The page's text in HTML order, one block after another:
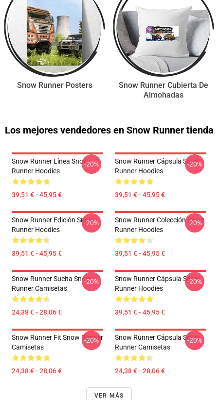
Snow Runner Posters
Snow Runner Cubierta De
Almohadas
Los mejores vendedores en Snow Runner tienda
Snow Runner Línea Snow
Runner Hoodies
39,51 € - 45,95 €
-20%
Snow Runner Cápsula Snow
Runner Hoodies
39,51 € - 45,95 €
-20%
Snow Runner Edición Snow
Runner Hoodies
39,51 € - 45,95 €
-20%
Snow Runner Colección Snow
Runner Hoodies
39,51 € - 45,95 €
-20%
Snow Runner Suelta Snow
Runner Camisetas
24,38 € - 28,06 €
-20%
Snow Runner Cápsula Snow
Runner Hoodies
39,51 € - 45,95 €
-20%
Snow Runner Fit Snow Runner
Camisetas
24,38 € - 28,06 €
-20%
Snow Runner Cápsula Snow
Runner Camisetas
24,38 € - 28,06 €
-20%
VER MÁS